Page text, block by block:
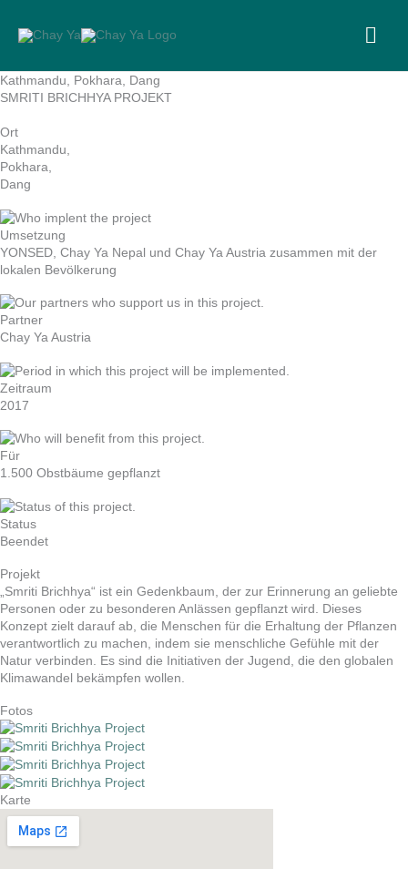
content
Kathmandu, Pokhara, Dang
SMRITI BRICHHYA PROJEKT
Ort
Kathmandu,
Pokhara,
Dang
Umsetzung
YONSED, Chay Ya Nepal und Chay Ya Austria zusammen mit der
lokalen Bevölkerung
Partner
Chay Ya Austria
Zeitraum
2017
Für
1.500 Obstbäume gepflanzt
Status
Beendet
Projekt
„Smriti Brichhya“ ist ein Gedenkbaum, der zur Erinnerung an geliebte
Personen oder zu besonderen Anlässen gepflanzt wird. Dieses
Konzept zielt darauf ab, die Menschen für die Erhaltung der Pflanzen
verantwortlich zu machen, indem sie menschliche Gefühle mit der
Natur verbinden. Es sind die Initiativen der Jugend, die den globalen
Klimawandel bekämpfen wollen.
Fotos
Karte